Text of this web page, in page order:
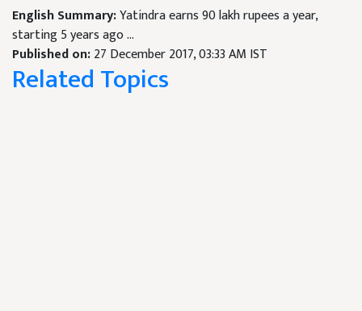
English Summary:Yatindra earns 90 lakh rupees a year,
starting 5 years ago ...
Published on:27 December 2017, 03:33 AM IST
Related Topics